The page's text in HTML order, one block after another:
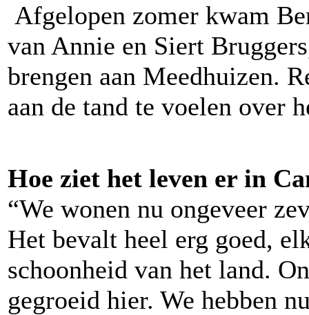
Afgelopen zomer kwam
van Annie en Siert
brengen aan Meedhuizen.
aan de tand te voelen over
Hoe ziet het leven er in
“We wonen nu ongeveer
Het bevalt heel erg goed,
schoonheid van het land.
gegroeid hier. We hebben